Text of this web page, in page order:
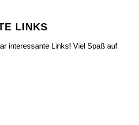
LINKS
interessante Links! Viel Spaß auf